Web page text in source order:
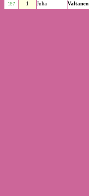
197 1 Julia Valtanen